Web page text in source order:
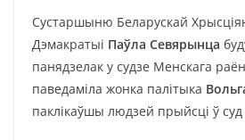
Сустаршыню Беларускай
Дэмакратыі Паўла Севярынца
панядзелак у судзе Менскага
паведаміла жонка палітыка
паклікаўшы людзей прыйсці ў